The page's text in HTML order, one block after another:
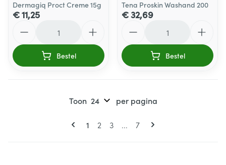
Dermagiq Proct Creme 15g
€ 11,25
Bestel
Tena Proskin Washand 200
€ 32,69
Bestel
Pagina's
U lees momenteel pagina
1 Pagina
2 Pagina
3 ... Pagina
7
Toon per pagina